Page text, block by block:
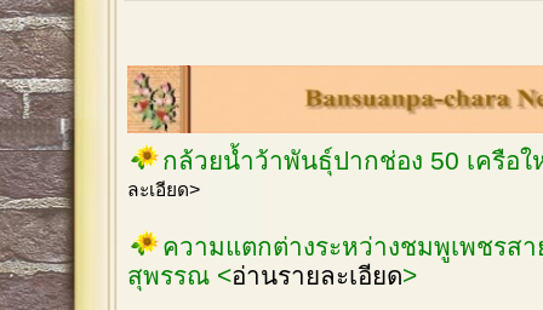
กล้วยน้ำว้าพันธุ์ปากช่อง 50 เครือ
ละเอียด>
ความแตกต่างระหว่างชมพูเพชรส
สุพรรณ <อ่านรายละเอียด>